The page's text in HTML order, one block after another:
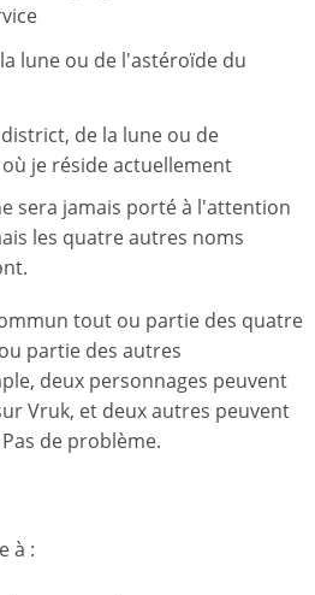
lune ou de l'astéroïde du
de la lune ou de
je réside actuellement
sera jamais porté à l'attention
les quatre autres noms
tout ou partie des quatre
partie des autres
deux personnages peuvent
Vruk, et deux autres peuvent
de problème.
à :